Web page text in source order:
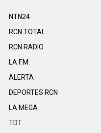
NTN24
RCN TOTAL
RCN RADIO
LA F.M.
ALERTA
DEPORTES RCN
LA MEGA
TDT